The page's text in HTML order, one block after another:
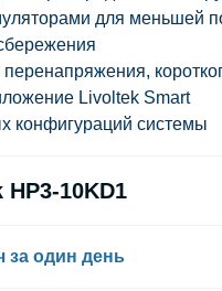
для меньшей
Livoltek Smart
конфигураций системы
10KD1
за один день